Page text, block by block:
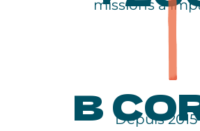
missions à
B Depuis 2015